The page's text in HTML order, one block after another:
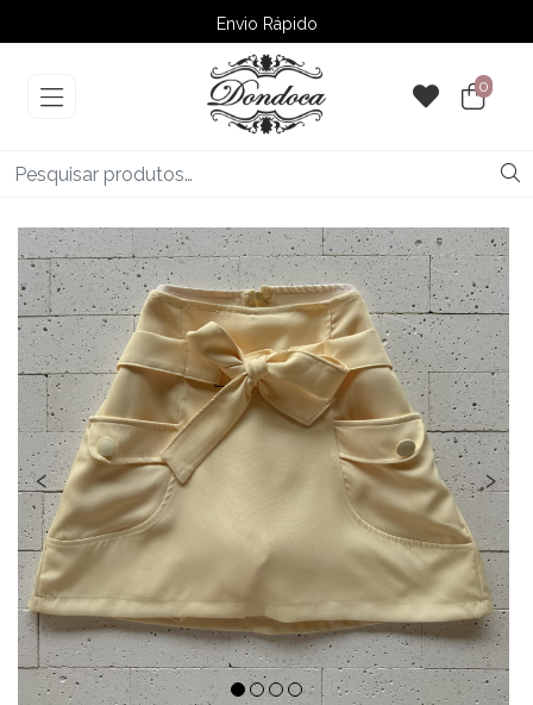
Envio Rápido
➚ Ofertas– Até 60% OFF
0
‹ ›